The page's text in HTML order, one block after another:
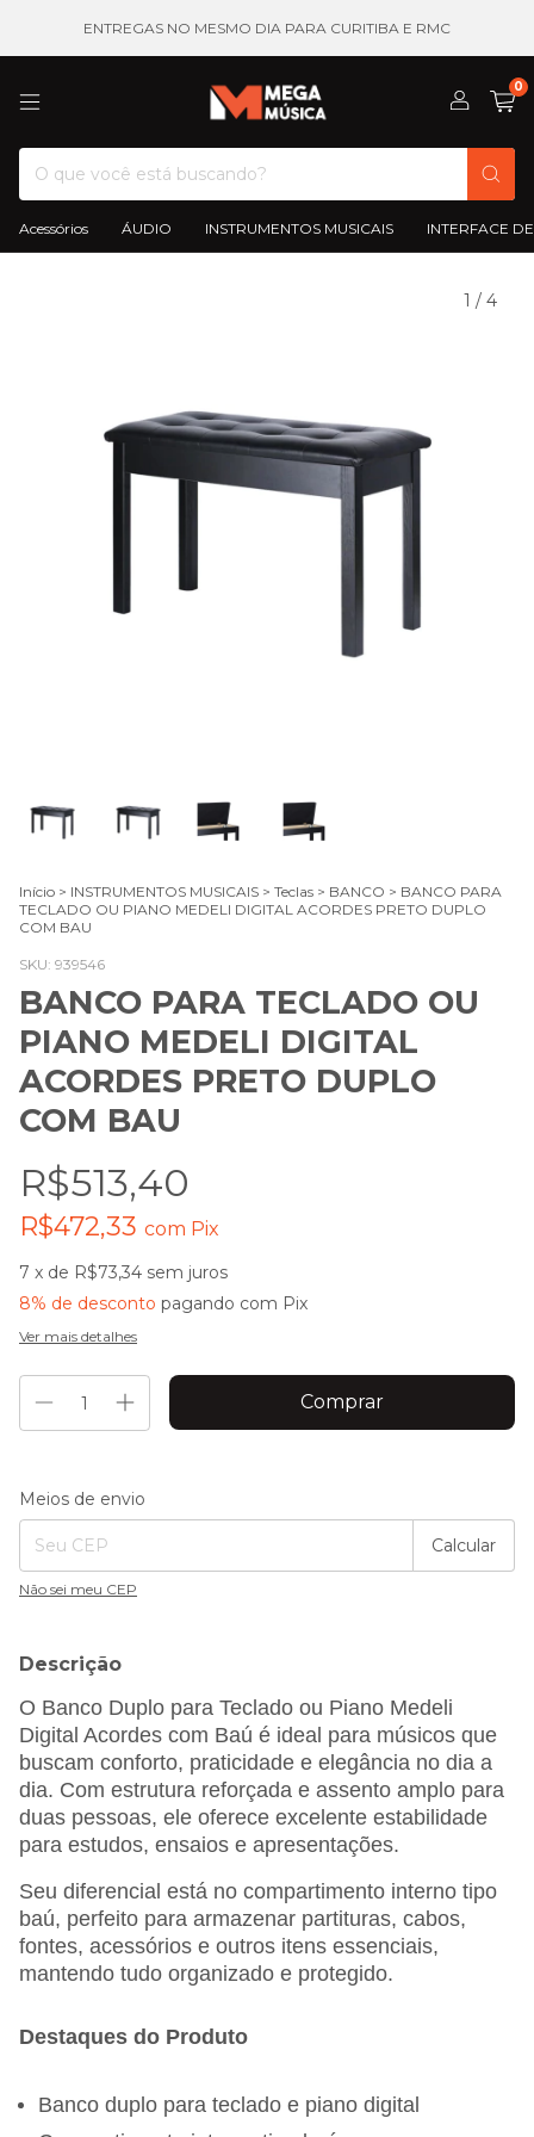
ENTREGAS NO MESMO DIA PARA CURITIBA E RMC
0
Acessórios ÁUDIO INSTRUMENTOS MUSICAIS INTERFACE
1 / 4
Início > INSTRUMENTOS MUSICAIS > Teclas > BANCO > BANCO PARA
TECLADO OU PIANO MEDELI DIGITAL ACORDES PRETO DUPLO
COM BAU
SKU: 939546
BANCO PARA TECLADO OU
PIANO MEDELI DIGITAL
ACORDES PRETO DUPLO
COM BAU
R$513,40
R$472,33 com Pix
7 x de R$73,34 sem juros
8% de desconto pagando com Pix
Ver mais detalhes
Entregas para o CEP:
Meios de envio
Calcular
Não sei meu CEP
Descrição
O Banco Duplo para Teclado ou Piano Medeli
Digital Acordes com Baú é ideal para músicos que
buscam conforto, praticidade e elegância no dia a
dia. Com estrutura reforçada e assento amplo para
duas pessoas, ele oferece excelente estabilidade
para estudos, ensaios e apresentações.
Seu diferencial está no compartimento interno tipo
baú, perfeito para armazenar partituras, cabos,
fontes, acessórios e outros itens essenciais,
mantendo tudo organizado e protegido.
Destaques do Produto
Banco duplo para teclado e piano digital